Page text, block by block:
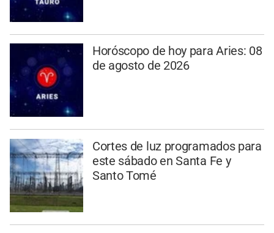
Horóscopo de hoy para Aries: 08
de agosto de 2026
Cortes de luz programados para
este sábado en Santa Fe y
Santo Tomé